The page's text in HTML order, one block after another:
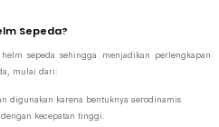
Sepeda?
sepeda sehingga menjadikan perlengkapan
mulai dari:
digunakan karena bentuknya aerodinamis
kecepatan tinggi.